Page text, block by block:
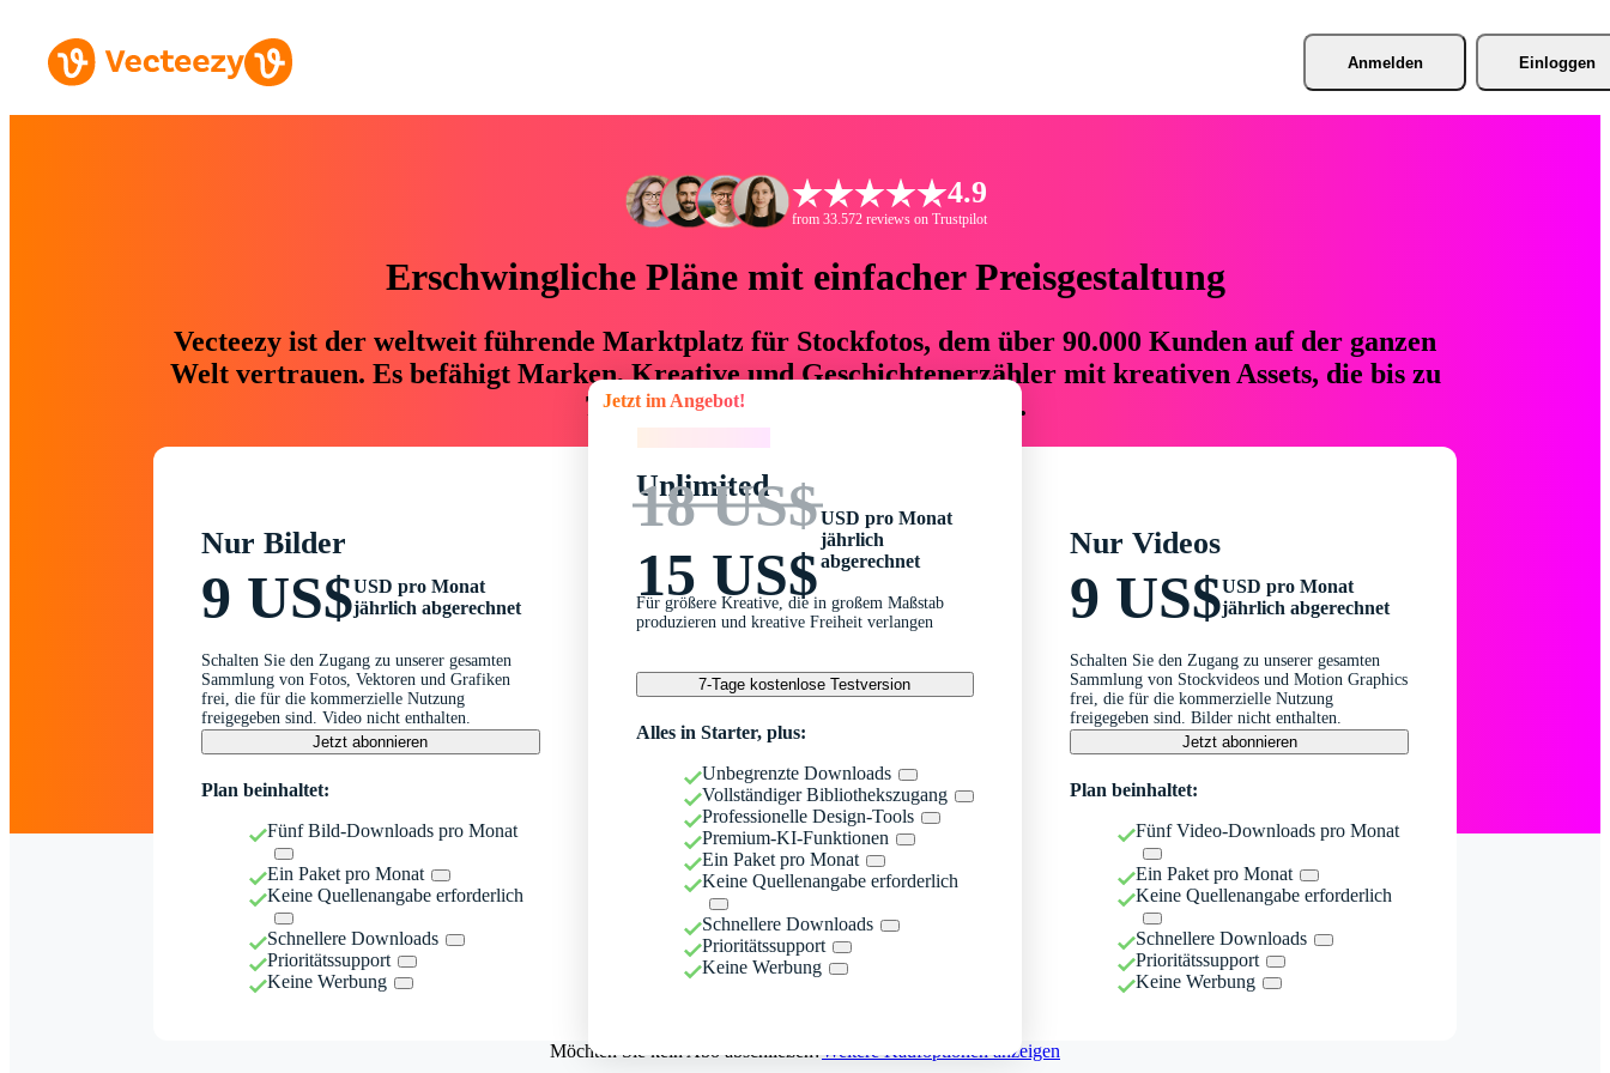
Anmelden Einloggen
4.9
from 33.572 reviews on Trustpilot
Erschwingliche Pläne mit einfacher Preisgestaltung
Vecteezy ist der weltweit führende Marktplatz für Stockfotos, dem über 90.000 Kunden auf der ganzen
Welt vertrauen. Es befähigt Marken, Kreative und Geschichtenerzähler mit kreativen Assets, die bis zu
76 % an Zeit und Budget einsparen.
Nur Bilder
9 US$USD pro Monat
jährlich abgerechnet
Schalten Sie den Zugang zu unserer gesamten
Sammlung von Fotos, Vektoren und Grafiken
frei, die für die kommerzielle Nutzung
freigegeben sind. Video nicht enthalten.
Jetzt abonnieren
Plan beinhaltet:
Fünf Bild-Downloads pro Monat
Ein Paket pro Monat
Keine Quellenangabe erforderlich
Schnellere Downloads
Prioritätssupport
Keine Werbung
Jetzt im Angebot!
Unlimited
18 US$
15 US$
USD pro Monat
jährlich
abgerechnet
Für größere Kreative, die in großem Maßstab
produzieren und kreative Freiheit verlangen
7-Tage kostenlose Testversion
Alles in Starter, plus:
Unbegrenzte Downloads
Vollständiger Bibliothekszugang
Professionelle Design-Tools
Premium-KI-Funktionen
Ein Paket pro Monat
Keine Quellenangabe erforderlich
Schnellere Downloads
Prioritätssupport
Keine Werbung
Nur Videos
9 US$USD pro Monat
jährlich abgerechnet
Schalten Sie den Zugang zu unserer gesamten
Sammlung von Stockvideos und Motion Graphics
frei, die für die kommerzielle Nutzung
freigegeben sind. Bilder nicht enthalten.
Jetzt abonnieren
Plan beinhaltet:
Fünf Video-Downloads pro Monat
Ein Paket pro Monat
Keine Quellenangabe erforderlich
Schnellere Downloads
Prioritätssupport
Keine Werbung
Möchten Sie kein Abo abschließen?Weitere Kaufoptionen anzeigen